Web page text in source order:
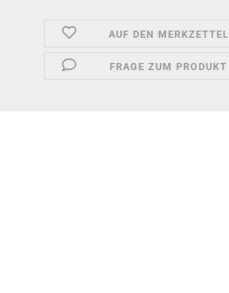
AUF DEN MERKZETTEL
FRAGE ZUM PRODUKT